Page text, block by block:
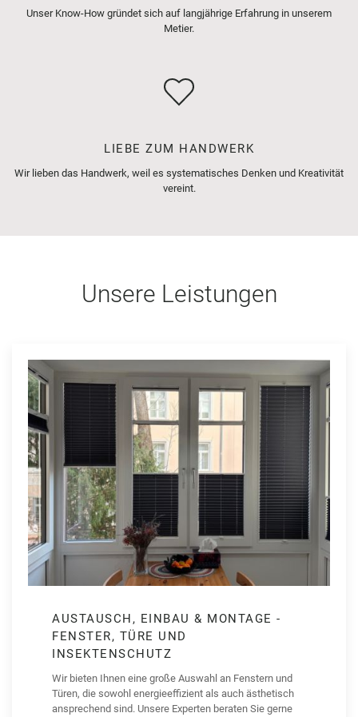
Unser Know-How gründet sich auf langjährige Erfahrung in unserem
Metier.
LIEBE ZUM HANDWERK
Wir lieben das Handwerk, weil es systematisches Denken und Kreativität
vereint.
Unsere Leistungen
AUSTAUSCH, EINBAU & MONTAGE -
FENSTER, TÜRE UND
INSEKTENSCHUTZ
Wir bieten Ihnen eine große Auswahl an Fenstern und
Türen, die sowohl energieeffizient als auch ästhetisch
ansprechend sind. Unsere Experten beraten Sie gerne